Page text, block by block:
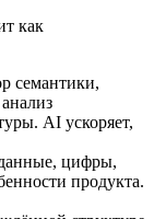
как
семантики,
AI ускоряет,
цифры,
продукта.